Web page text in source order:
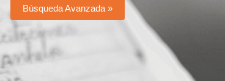
Búsqueda Avanzada »